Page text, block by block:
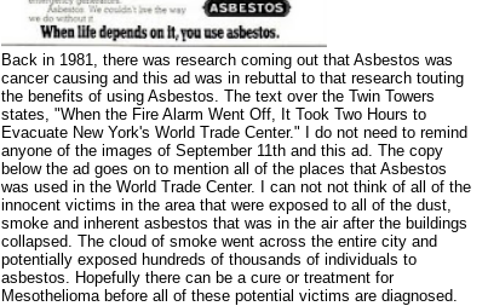
Back in 1981, there was research coming out that Asbestos was
cancer causing and this ad was in rebuttal to that research touting
the benefits of using Asbestos. The text over the Twin Towers
states, "When the Fire Alarm Went Off, It Took Two Hours to
Evacuate New York's World Trade Center." I do not need to remind
anyone of the images of September 11th and this ad. The copy
below the ad goes on to mention all of the places that Asbestos
was used in the World Trade Center. I can not not think of all of the
innocent victims in the area that were exposed to all of the dust,
smoke and inherent asbestos that was in the air after the buildings
collapsed. The cloud of smoke went across the entire city and
potentially exposed hundreds of thousands of individuals to
asbestos. Hopefully there can be a cure or treatment for
Mesothelioma before all of these potential victims are diagnosed.